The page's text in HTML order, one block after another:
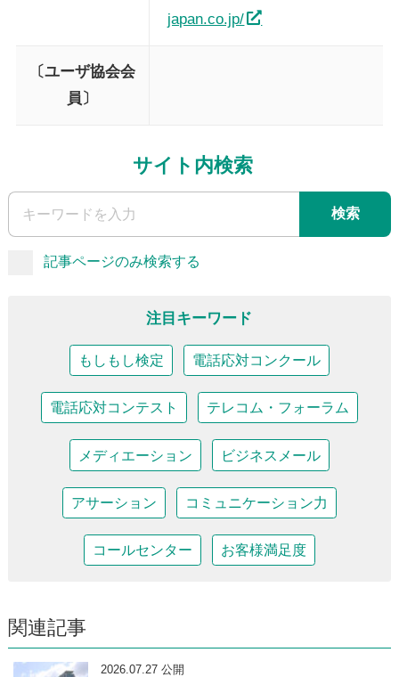
japan.co.jp/
〔ユーザ協会会
員〕
サイト内検索
検索
記事ページのみ検索する
注目キーワード
もしもし検定 電話応対コンクール
電話応対コンテスト テレコム・フォーラム
メディエーション ビジネスメール
アサーション コミュニケーション力
コールセンター お客様満足度
関連記事
2026.07.27 公開